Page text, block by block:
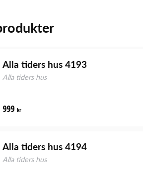
Alla tiders hus 4193
Alla tiders hus
999 kr
Alla tiders hus 4194
Alla tiders hus